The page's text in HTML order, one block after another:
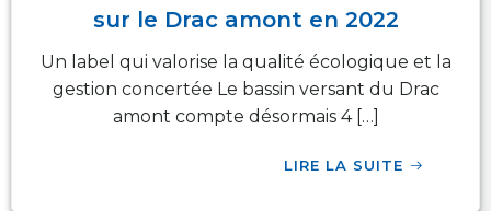
sur le Drac amont en 2022
Un label qui valorise la qualité écologique et la
gestion concertée Le bassin versant du Drac
amont compte désormais 4 […]
LIRE LA SUITE